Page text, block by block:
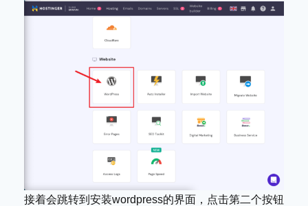
接着会跳转到安装wordpress的界面，点击第二个按钮